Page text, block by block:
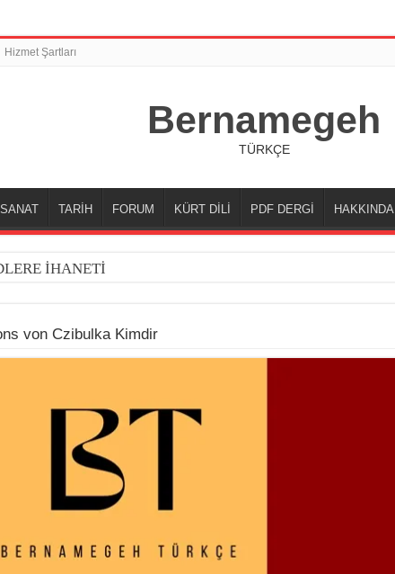
Hizmet Şartları
Bernamegeh
TÜRKÇE
TARİH FORUM KÜRT DİLİ PDF DERGİ HAKKINDA
İHANETİ
von Czibulka Kimdir